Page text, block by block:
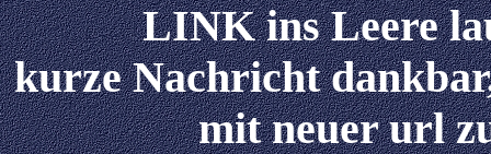
LINK ins Leere
kurze Nachricht
mit neuer url